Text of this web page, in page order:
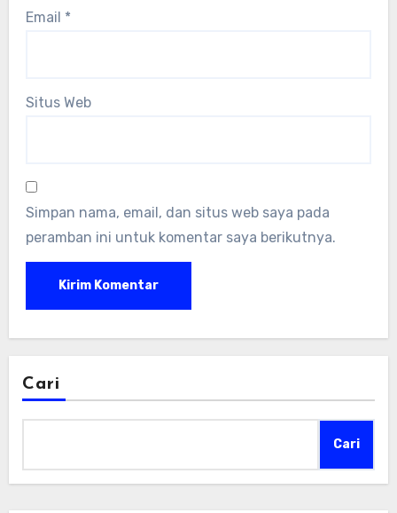
Email *
Situs Web
Simpan nama, email, dan situs web saya pada
peramban ini untuk komentar saya berikutnya.
Cari
Cari